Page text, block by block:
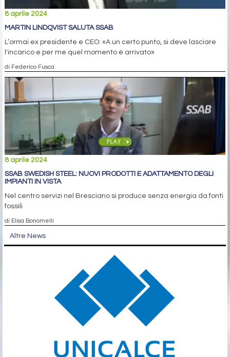
8 aprile 2024
MARTIN LINDQVIST SALUTA SSAB
L’ormai ex presidente e CEO: «A un certo punto, si deve lasciare
l'incarico e per me quel momento è arrivato»
di Federico Fusca
8 aprile 2024
SSAB SWEDISH STEEL: NUOVI PRODOTTI E ADATTAMENTO DEGLI
IMPIANTI IN VISTA
Nel centro servizi nel Bresciano si produce senza energia da fonti
fossili
di Elisa Bonomelli
Altre News